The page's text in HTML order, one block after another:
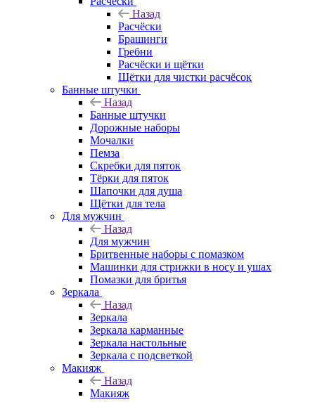
Назад
Расчёски
Брашинги
Гребни
Расчёски и щётки
Щётки для чистки расчёсок
Банные штучки
Назад
Банные штучки
Дорожные наборы
Мочалки
Пемза
Скребки для пяток
Тёрки для пяток
Шапочки для душа
Щётки для тела
Для мужчин
Назад
Для мужчин
Бритвенные наборы с помазком
Машинки для стрижки в носу и ушах
Помазки для бритья
Зеркала
Назад
Зеркала
Зеркала карманные
Зеркала настольные
Зеркала с подсветкой
Макияж
Назад
Макияж